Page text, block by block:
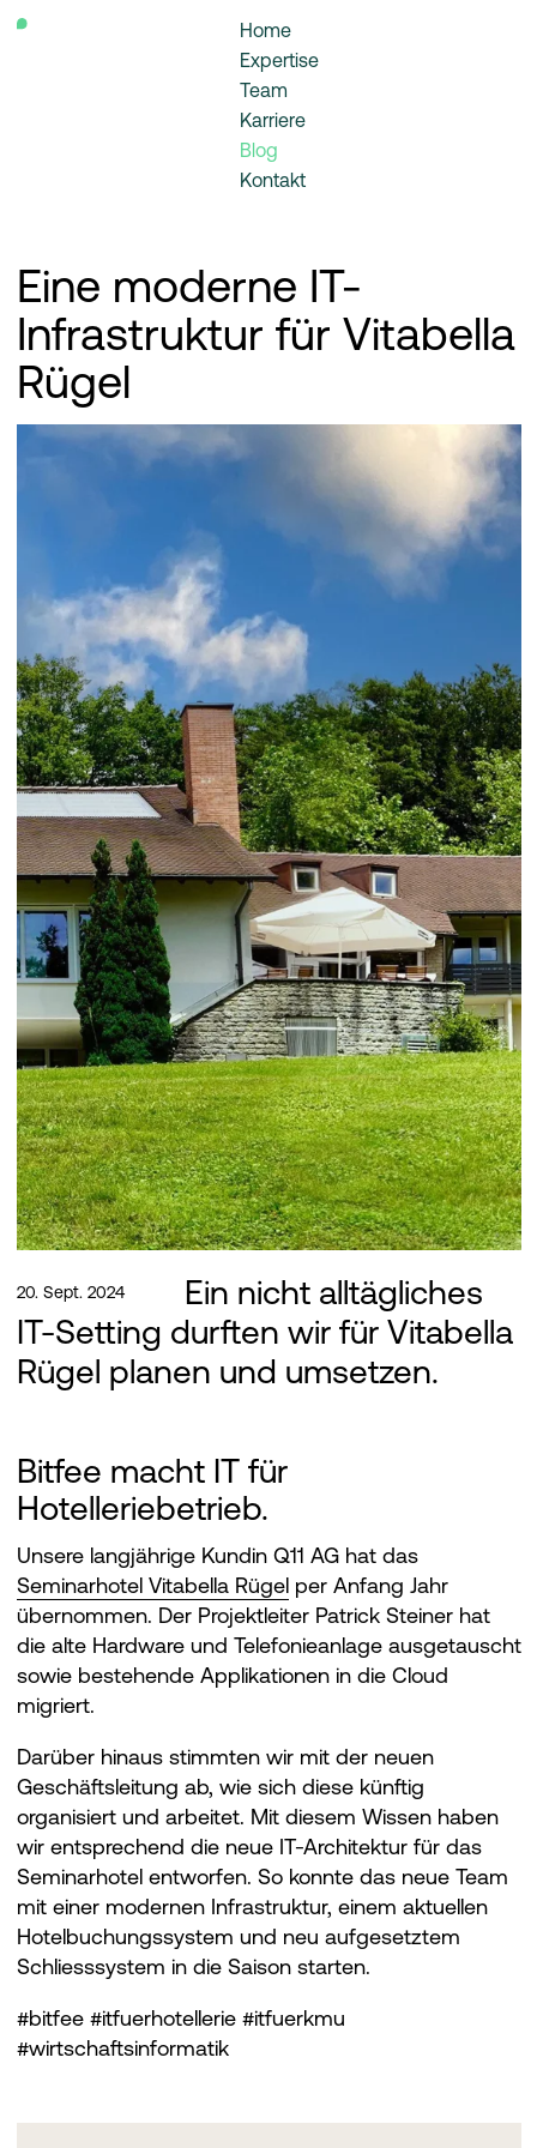
Home
Expertise
Team
Karriere
Blog
Kontakt
Eine moderne IT-
Infrastruktur für Vitabella
Rügel
20. Sept. 2024
Ein nicht alltägliches
IT-Setting durften wir für Vitabella
Rügel planen und umsetzen.
Bitfee macht IT für
Hotelleriebetrieb.
Unsere langjährige Kundin Q11 AG hat das
Seminarhotel Vitabella Rügelper Anfang Jahr
übernommen. Der Projektleiter Patrick Steiner hat
die alte Hardware und Telefonieanlage ausgetauscht
sowie bestehende Applikationen in die Cloud
migriert.
Darüber hinaus stimmten wir mit der neuen
Geschäftsleitung ab, wie sich diese künftig
organisiert und arbeitet. Mit diesem Wissen haben
wir entsprechend die neue IT-Architektur für das
Seminarhotel entworfen. So konnte das neue Team
mit einer modernen Infrastruktur, einem aktuellen
Hotelbuchungssystem und neu aufgesetztem
Schliesssystem in die Saison starten.
#bitfee #itfuerhotellerie #itfuerkmu
#wirtschaftsinformatik